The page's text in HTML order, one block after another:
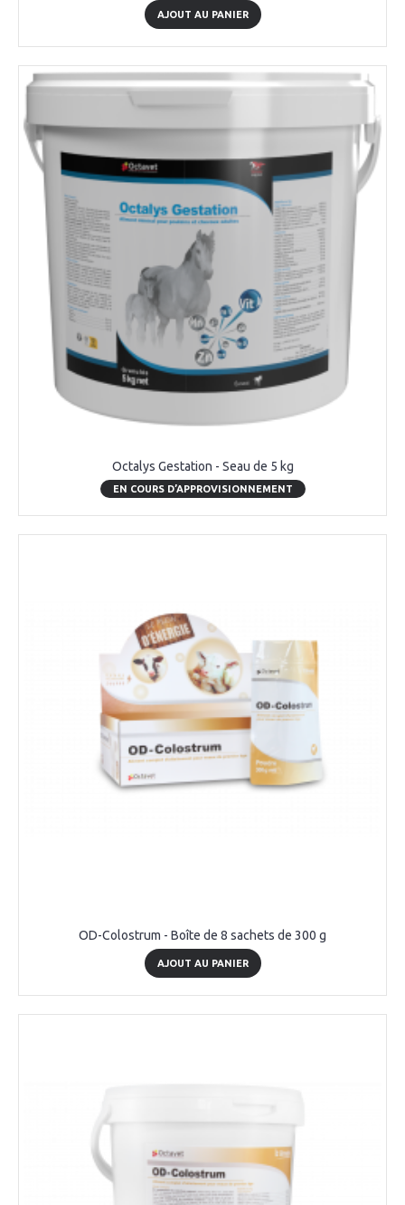
AJOUT AU PANIER
Octalys Gestation - Seau de 5 kg
EN COURS D’APPROVISIONNEMENT
OD-Colostrum - Boîte de 8 sachets de 300 g
AJOUT AU PANIER